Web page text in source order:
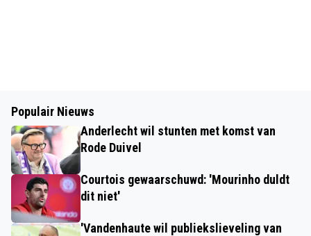
Populair Nieuws
Anderlecht wil stunten met komst van
Rode Duivel
Courtois gewaarschuwd: 'Mourinho duldt
dit niet'
'Vandenhaute wil publiekslieveling van